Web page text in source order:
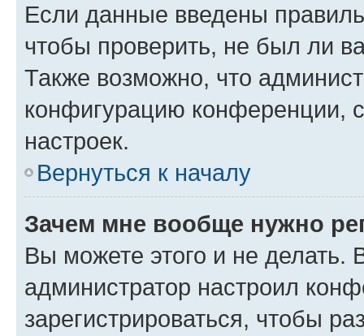
Если данные введены
чтобы проверить, не был ли
Также возможно, что
конфигурацию конференции,
настроек.
Вернуться к началу
Зачем мне вообще нужно
Вы можете этого и не делать.
администратор настроил
зарегистрироваться, чтобы